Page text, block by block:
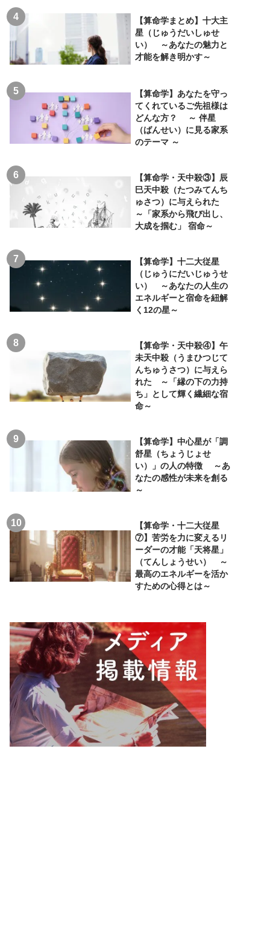
【算命学まとめ】十大主
星（じゅうだいしゅせ
い） ～あなたの魅力と
才能を解き明かす～
【算命学】あなたを守っ
てくれているご先祖様は
どんな方？ ～ 伴星
（ばんせい）に見る家系
のテーマ ～
【算命学・天中殺③】辰
巳天中殺（たつみてんち
ゅさつ）に与えられた
～「家系から飛び出し、
大成を掴む」 宿命～
【算命学】十二大従星
（じゅうにだいじゅうせ
い） ～あなたの人生の
エネルギーと宿命を紐解
く12の星～
【算命学・天中殺④】午
未天中殺（うまひつじて
んちゅうさつ）に与えら
れた ～「縁の下の力持
ち」として輝く繊細な宿
命～
【算命学】中心星が「調
舒星（ちょうじょせ
い）」の人の特徴 ～あ
なたの感性が未来を創る
～
【算命学・十二大従星
⑦】苦労を力に変えるリ
ーダーの才能「天将星」
（てんしょうせい） ～
最高のエネルギーを活か
すための心得とは～